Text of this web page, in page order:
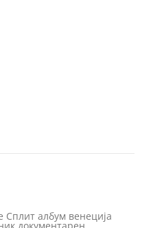
Сплит албум венеција